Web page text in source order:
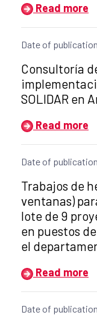
Read more
Date of
Title of the
Consultoría
SOLIDAR en
Read more
Date of
Title of the
Trabajos de
ventanas)
lote de 9
en puestos
el
Read more
Date of